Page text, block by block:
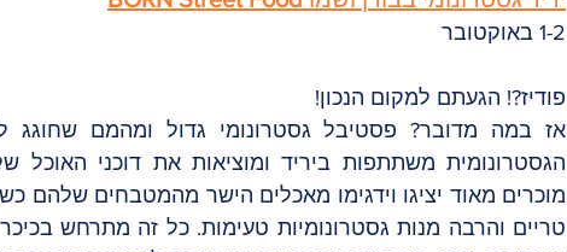
1-2 באוקטובר
פודיז?! הגעתם למקום הנכון!